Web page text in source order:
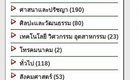
ศาสนาและปรัชญา (190)
ศิลปะและวัฒนธรรม (80)
เทคโนโลยี วิศวกรรม อุตสาหกรรม (23)
โทรคมนาคม (2)
ทั่วไป (118)
สังคมศาสตร์ (53)